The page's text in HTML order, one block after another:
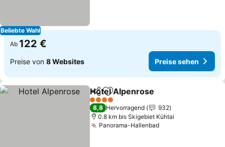
Beliebte Wahl
Ab 122 €
Preise von 8 Websites Preise sehen
TeilenZu Favoriten hinzufügen
Hotel Alpenrose
4 Sterne
8,8 Hervorragend
932
0.8 km bis Skigebiet Kühtai
Panorama-Hallenbad